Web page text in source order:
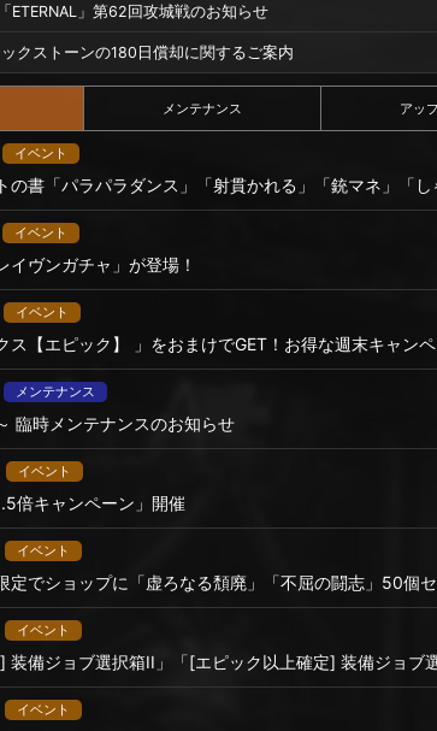
「ETERNAL」第62回攻城戦のお知らせ
クストーンの180日償却に関するご案内
メンテナンス アッ
イベント
の書「パラパラダンス」「射貫かれる」「銃マネ」「し
イベント
イヴンガチャ」が登場！
イベント
ス【エピック】 」をおまけでGET！お得な週末キャンペ
メンテナンス
臨時メンテナンスのお知らせ
イベント
倍キャンペーン」開催
イベント
定でショップに「虚ろなる頽廃」「不屈の闘志」50個セ
イベント
] 装備ジョブ選択箱II」「[エピック以上確定] 装備ジョブ
イベント